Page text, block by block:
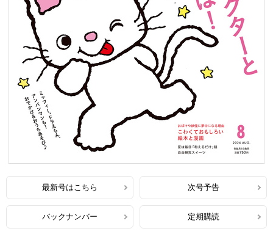
最新号はこちら 次号予告
バックナンバー 定期購読